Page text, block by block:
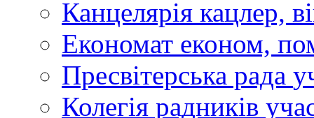
Канцелярія кацлер,
Економат економ,
Пресвітерська рада
Колегія радників